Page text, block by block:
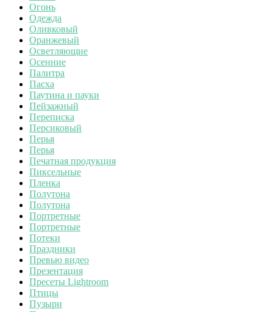
Огонь
Одежда
Оливковый
Оранжевый
Осветляющие
Осенние
Палитра
Пасха
Паутина и пауки
Пейзажный
Переписка
Персиковый
Перья
Перья
Печатная продукция
Пиксельные
Пленка
Полутона
Полутона
Портретные
Портретные
Потеки
Праздники
Превью видео
Презентация
Пресеты Lightroom
Птицы
Пузыри